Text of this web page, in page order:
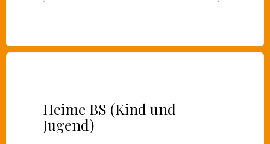
Heime BS (Kind und
Jugend)